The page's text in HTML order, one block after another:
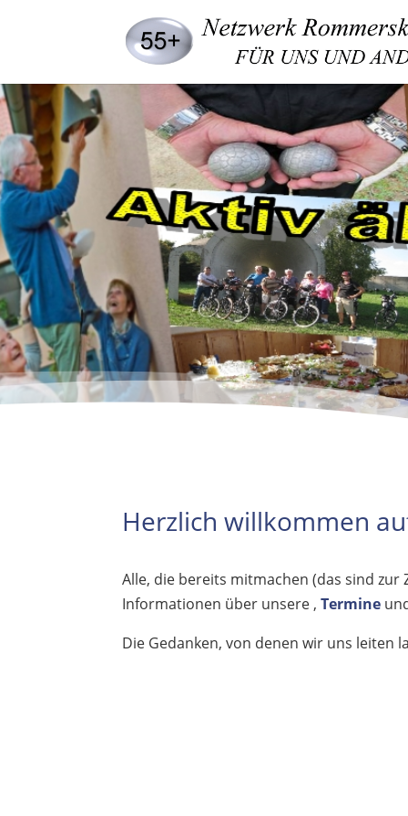
Herzlich willkommen
Alle, die bereits mitmachen (das sind
Informationen über unsere ,Termine
Die Gedanken, von denen wir uns leiten